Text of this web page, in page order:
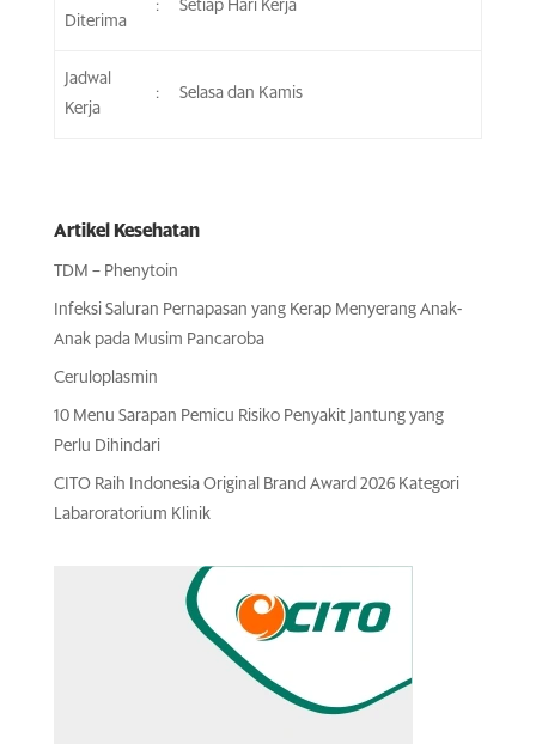
Diterima
: Setiap Hari Kerja
Jadwal
Kerja
: Selasa dan Kamis
Artikel Kesehatan
TDM – Phenytoin
Infeksi Saluran Pernapasan yang Kerap Menyerang Anak-
Anak pada Musim Pancaroba
Ceruloplasmin
10 Menu Sarapan Pemicu Risiko Penyakit Jantung yang
Perlu Dihindari
CITO Raih Indonesia Original Brand Award 2026 Kategori
Labaroratorium Klinik